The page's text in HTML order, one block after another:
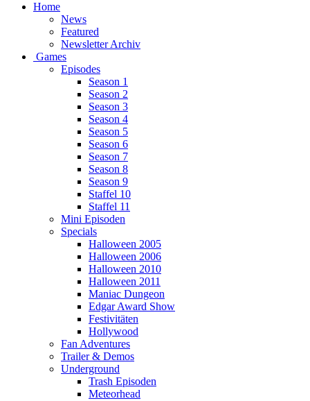
Home
News
Featured
Newsletter Archiv
Games
Episodes
Season 1
Season 2
Season 3
Season 4
Season 5
Season 6
Season 7
Season 8
Season 9
Staffel 10
Staffel 11
Mini Episoden
Specials
Halloween 2005
Halloween 2006
Halloween 2010
Halloween 2011
Maniac Dungeon
Edgar Award Show
Festivitäten
Hollywood
Fan Adventures
Trailer & Demos
Underground
Trash Episoden
Meteorhead